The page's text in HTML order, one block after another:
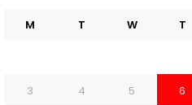
M T W T
3 4 5 6